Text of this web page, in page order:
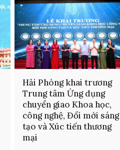
Hải Phòng khai trương
Trung tâm Ứng dụng
chuyển giao Khoa học,
công nghệ, Đổi mới sáng
tạo và Xúc tiến thương
mại